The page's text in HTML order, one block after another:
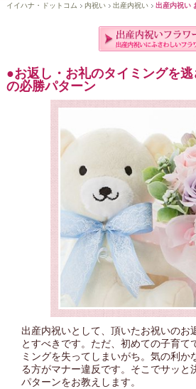
イイハナ・ドットコム 内祝い 出産内祝い 出産内祝い
お返し・お礼のタイミングを
の必勝パターン
出産内祝いとして、頂いたお祝いのお
とすべきです。ただ、初めての子育て
ミングを失ってしまいがち。気の利か
る方がマナー違反です。そこでサッと
パターンをお教えします。